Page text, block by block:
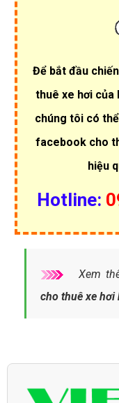
Để bắt đầu
thuê xe hơi của
chúng tôi có
facebook cho
hiệu
Hotline:
Xem
cho thuê xe hơi